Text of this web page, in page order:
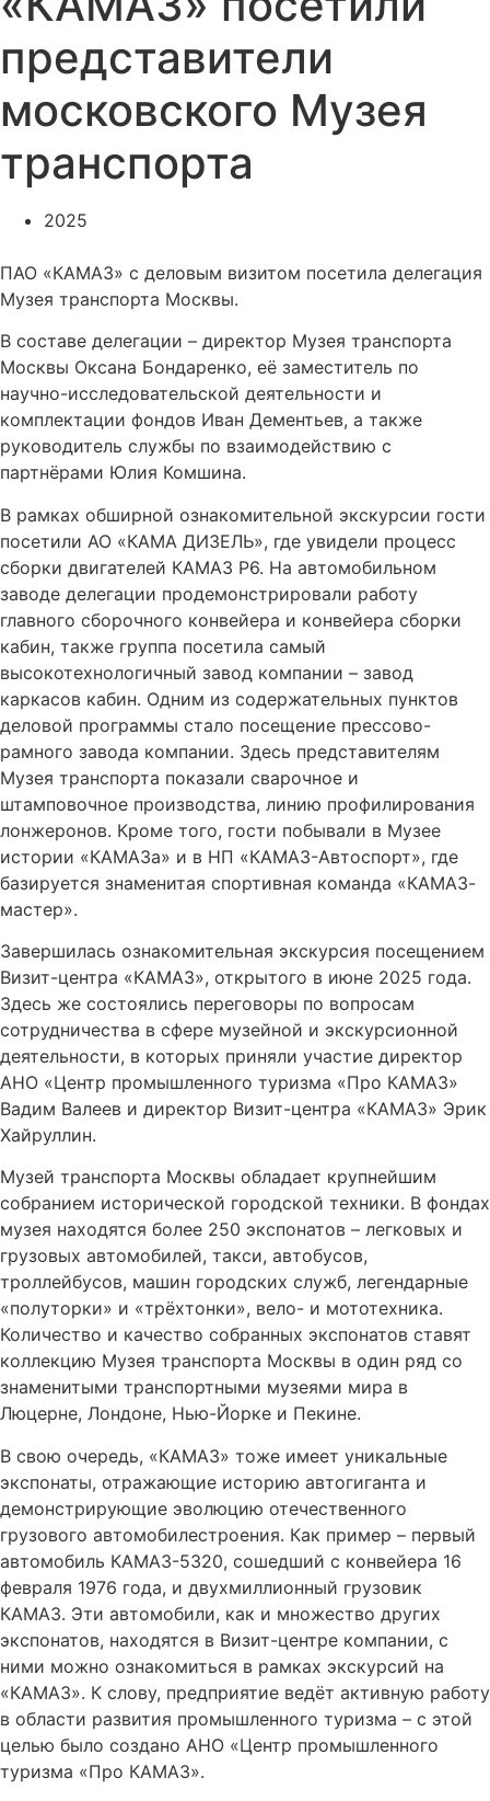
представители
московского Музея
транспорта
2025
ПАО «КАМАЗ» с деловым визитом посетила делегация
Музея транспорта Москвы.
В составе делегации – директор Музея транспорта
Москвы Оксана Бондаренко, её заместитель по
научно-исследовательской деятельности и
комплектации фондов Иван Дементьев, а также
руководитель службы по взаимодействию с
партнёрами Юлия Комшина.
В рамках обширной ознакомительной экскурсии гости
посетили АО «КАМА ДИЗЕЛЬ», где увидели процесс
сборки двигателей КАМАЗ Р6. На автомобильном
заводе делегации продемонстрировали работу
главного сборочного конвейера и конвейера сборки
кабин, также группа посетила самый
высокотехнологичный завод компании – завод
каркасов кабин. Одним из содержательных пунктов
деловой программы стало посещение прессово-
рамного завода компании. Здесь представителям
Музея транспорта показали сварочное и
штамповочное производства, линию профилирования
лонжеронов. Кроме того, гости побывали в Музее
истории «КАМАЗа» и в НП «КАМАЗ-Автоспорт», где
базируется знаменитая спортивная команда «КАМАЗ-
мастер».
Завершилась ознакомительная экскурсия посещением
Визит-центра «КАМАЗ», открытого в июне 2025 года.
Здесь же состоялись переговоры по вопросам
сотрудничества в сфере музейной и экскурсионной
деятельности, в которых приняли участие директор
АНО «Центр промышленного туризма «Про КАМАЗ»
Вадим Валеев и директор Визит-центра «КАМАЗ» Эрик
Хайруллин.
Музей транспорта Москвы обладает крупнейшим
собранием исторической городской техники. В фондах
музея находятся более 250 экспонатов – легковых и
грузовых автомобилей, такси, автобусов,
троллейбусов, машин городских служб, легендарные
«полуторки» и «трёхтонки», вело- и мототехника.
Количество и качество собранных экспонатов ставят
коллекцию Музея транспорта Москвы в один ряд со
знаменитыми транспортными музеями мира в
Люцерне, Лондоне, Нью-Йорке и Пекине.
В свою очередь, «КАМАЗ» тоже имеет уникальные
экспонаты, отражающие историю автогиганта и
демонстрирующие эволюцию отечественного
грузового автомобилестроения. Как пример – первый
автомобиль КАМАЗ-5320, сошедший с конвейера 16
февраля 1976 года, и двухмиллионный грузовик
КАМАЗ. Эти автомобили, как и множество других
экспонатов, находятся в Визит-центре компании, с
ними можно ознакомиться в рамках экскурсий на
«КАМАЗ». К слову, предприятие ведёт активную работу
в области развития промышленного туризма – с этой
целью было создано АНО «Центр промышленного
туризма «Про КАМАЗ».